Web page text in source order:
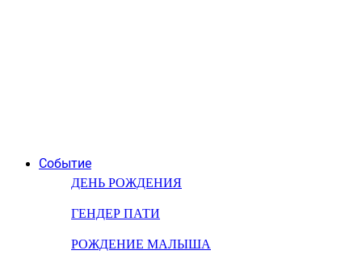
Событие
ДЕНЬ РОЖДЕНИЯ
ГЕНДЕР ПАТИ
РОЖДЕНИЕ МАЛЫША